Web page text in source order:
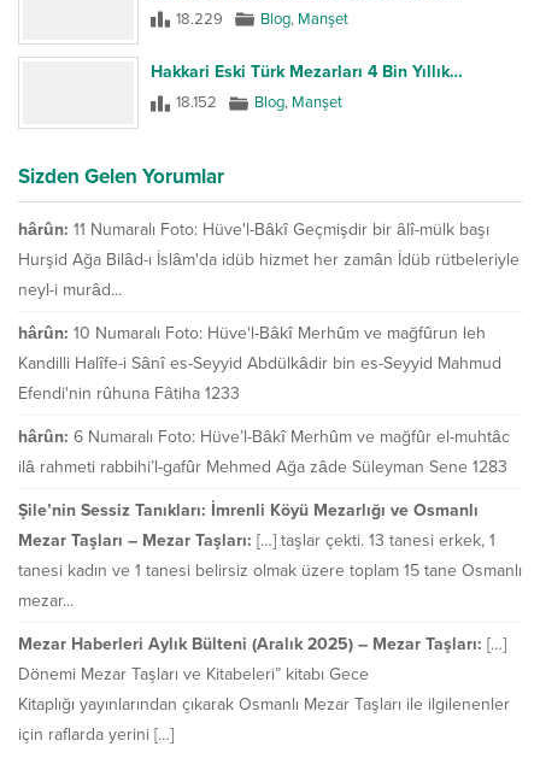
18.229 Blog, Manşet
Hakkari Eski Türk Mezarları 4 Bin Yıllık…
18.152 Blog, Manşet
Sizden Gelen Yorumlar
hârûn: 11 Numaralı Foto: Hüve'l-Bâkî Geçmişdir bir âlî-mülk başı
Hurşid Ağa Bilâd-ı İslâm'da idüb hizmet her zamân İdüb rütbeleriyle
neyl-i murâd...
hârûn: 10 Numaralı Foto: Hüve'l-Bâkî Merhûm ve mağfûrun leh
Kandilli Halîfe-i Sânî es-Seyyid Abdülkâdir bin es-Seyyid Mahmud
Efendi'nin rûhuna Fâtiha 1233
hârûn: 6 Numaralı Foto: Hüve’l-Bâkî Merhûm ve mağfûr el-muhtâc
ilâ rahmeti rabbihi’l-gafûr Mehmed Ağa zâde Süleyman Sene 1283
Şile’nin Sessiz Tanıkları: İmrenli Köyü Mezarlığı ve Osmanlı
Mezar Taşları – Mezar Taşları: […] taşlar çekti. 13 tanesi erkek, 1
tanesi kadın ve 1 tanesi belirsiz olmak üzere toplam 15 tane Osmanlı
mezar...
Mezar Haberleri Aylık Bülteni (Aralık 2025) – Mezar Taşları: […]
Dönemi Mezar Taşları ve Kitabeleri” kitabı Gece
Kitaplığı yayınlarından çıkarak Osmanlı Mezar Taşları ile ilgilenenler
için raflarda yerini […]